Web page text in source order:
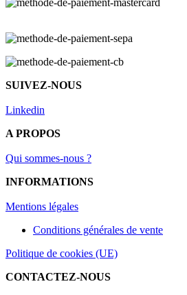
SUIVEZ-NOUS
Linkedin
A PROPOS
Qui sommes-nous ?
INFORMATIONS
Mentions légales
Conditions générales de vente
Politique de cookies (UE)
CONTACTEZ-NOUS